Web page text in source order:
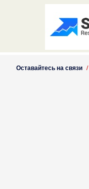
Оставайтесь на связи /